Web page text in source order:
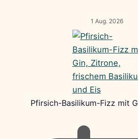
1 Aug. 2026
Pfirsich-Basilikum-Fizz mit